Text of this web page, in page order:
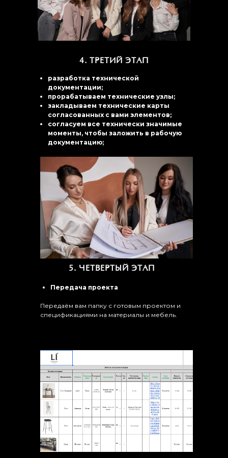
4. ТРЕТИЙ ЭТАП
разработка технической
документации;
прорабатываем технические узлы;
закладываем технические карты
согласованных с вами элементов;
согласуем все технически значимые
моменты, чтобы заложить в рабочую
документацию;
5. ЧЕТВЕРТЫЙ ЭТАП
Передача проекта
Передаём вам папку с готовым проектом и
спецификациями на материалы и мебель.